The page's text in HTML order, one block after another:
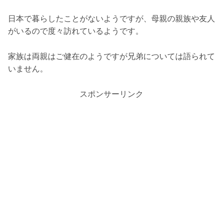
日本で暮らしたことがないようですが、母親の親族や友人
がいるので度々訪れているようです。
家族は両親はご健在のようですが兄弟については語られて
いません。
スポンサーリンク